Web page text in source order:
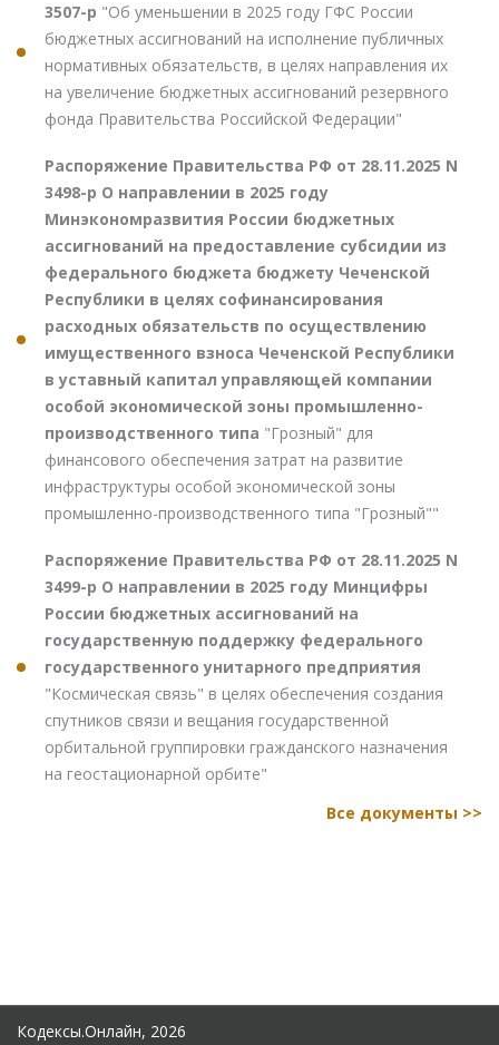
3507-р "Об уменьшении в 2025 году ГФС России
бюджетных ассигнований на исполнение публичных
нормативных обязательств, в целях направления их
на увеличение бюджетных ассигнований резервного
фонда Правительства Российской Федерации"
Распоряжение Правительства РФ от 28.11.2025 N
3498-р О направлении в 2025 году
Минэкономразвития России бюджетных
ассигнований на предоставление субсидии из
федерального бюджета бюджету Чеченской
Республики в целях софинансирования
расходных обязательств по осуществлению
имущественного взноса Чеченской Республики
в уставный капитал управляющей компании
особой экономической зоны промышленно-
производственного типа "Грозный" для
финансового обеспечения затрат на развитие
инфраструктуры особой экономической зоны
промышленно-производственного типа "Грозный""
Распоряжение Правительства РФ от 28.11.2025 N
3499-р О направлении в 2025 году Минцифры
России бюджетных ассигнований на
государственную поддержку федерального
государственного унитарного предприятия
"Космическая связь" в целях обеспечения создания
спутников связи и вещания государственной
орбитальной группировки гражданского назначения
на геостационарной орбите"
Все документы >>
Кодексы.Онлайн, 2026